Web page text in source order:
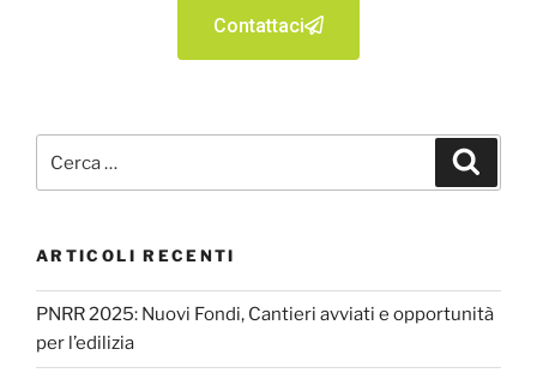
Contattaci
ARTICOLI RECENTI
PNRR 2025: Nuovi Fondi, Cantieri avviati e opportunità
per l’edilizia